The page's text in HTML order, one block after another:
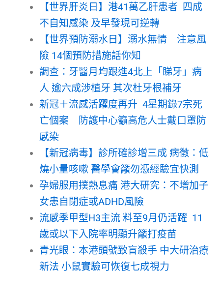
【世界肝炎日】港41萬乙肝患者 四成
不自知感染 及早發現可逆轉
【世界預防溺水日】溺水無情 注意風
險 14個預防措施話你知
調查：牙醫月均跟進4北上「睇牙」病
人 逾六成涉植牙 其次杜牙根補牙
新冠＋流感活躍度再升 4星期錄7宗死
亡個案 防護中心籲高危人士戴口罩防
感染
【新冠病毒】診所確診增三成 病徵：低
燒小量咳嗽 醫學會籲勿憑經驗宜快測
孕婦服用撲熱息痛 港大研究：不增加子
女患自閉症或ADHD風險
流感季甲型H3主流 料至9月仍活躍 11
歲或以下入院率明顯升籲打疫苗
青光眼：本港頭號致盲殺手 中大研治療
新法 小鼠實驗可恢復七成視力